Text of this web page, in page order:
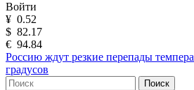
Войти
¥ 0.52
$ 82.17
€ 94.84
Россию ждут резкие перепады
градусов
Поиск